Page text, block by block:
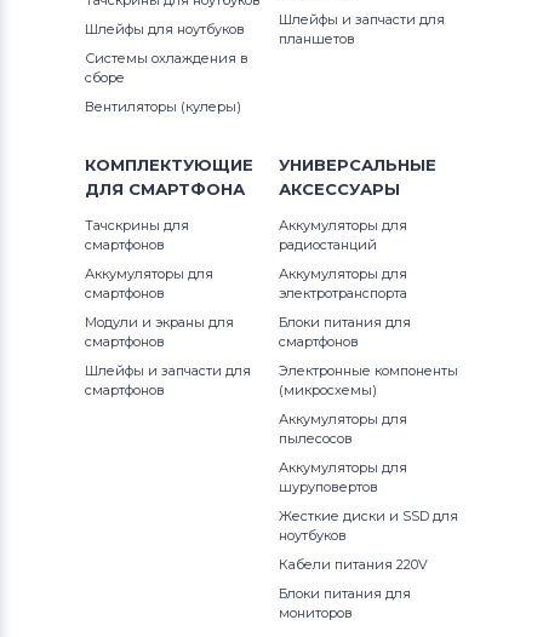
Шлейфы для ноутбуков
Системы охлаждения в
сборе
Вентиляторы (кулеры)
Шлейфы и запчасти для
планшетов
КОМПЛЕКТУЮЩИЕ
ДЛЯ СМАРТФОНА
Тачскрины для
смартфонов
Аккумуляторы для
смартфонов
Модули и экраны для
смартфонов
Шлейфы и запчасти для
смартфонов
УНИВЕРСАЛЬНЫЕ
АКСЕССУАРЫ
Аккумуляторы для
радиостанций
Аккумуляторы для
электротранспорта
Блоки питания для
смартфонов
Электронные компоненты
(микросхемы)
Аккумуляторы для
пылесосов
Аккумуляторы для
шуруповертов
Жесткие диски и SSD для
ноутбуков
Кабели питания 220V
Блоки питания для
мониторов